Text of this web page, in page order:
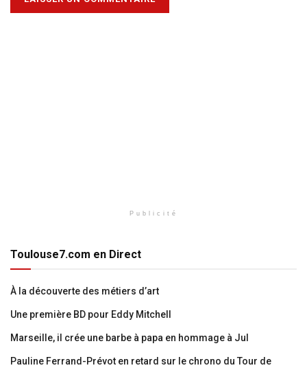
Publicité
Toulouse7.com en Direct
À la découverte des métiers d’art
Une première BD pour Eddy Mitchell
Marseille, il crée une barbe à papa en hommage à Jul
Pauline Ferrand-Prévot en retard sur le chrono du Tour de